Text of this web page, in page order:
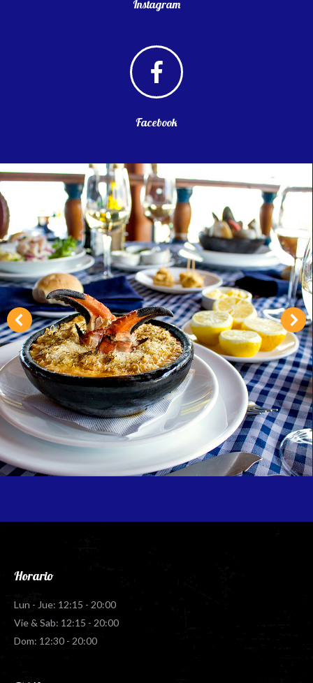
Facebook
Lun - Jue: 12:15 - 20:00
Vie & Sab: 12:15 - 20:00
Dom: 12:30 - 20:00